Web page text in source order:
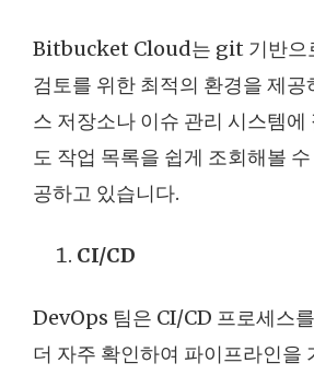
Bitbucket Cloud는 git 기반으
검토를 위한 최적의 환경을 제공
스 저장소나 이슈 관리 시스템
도 작업 목록을 쉽게 조회해볼
공하고 있습니다.
CI/CD
DevOps 팀은 CI/CD 프로세스
더 자주 확인하여 파이프라인을